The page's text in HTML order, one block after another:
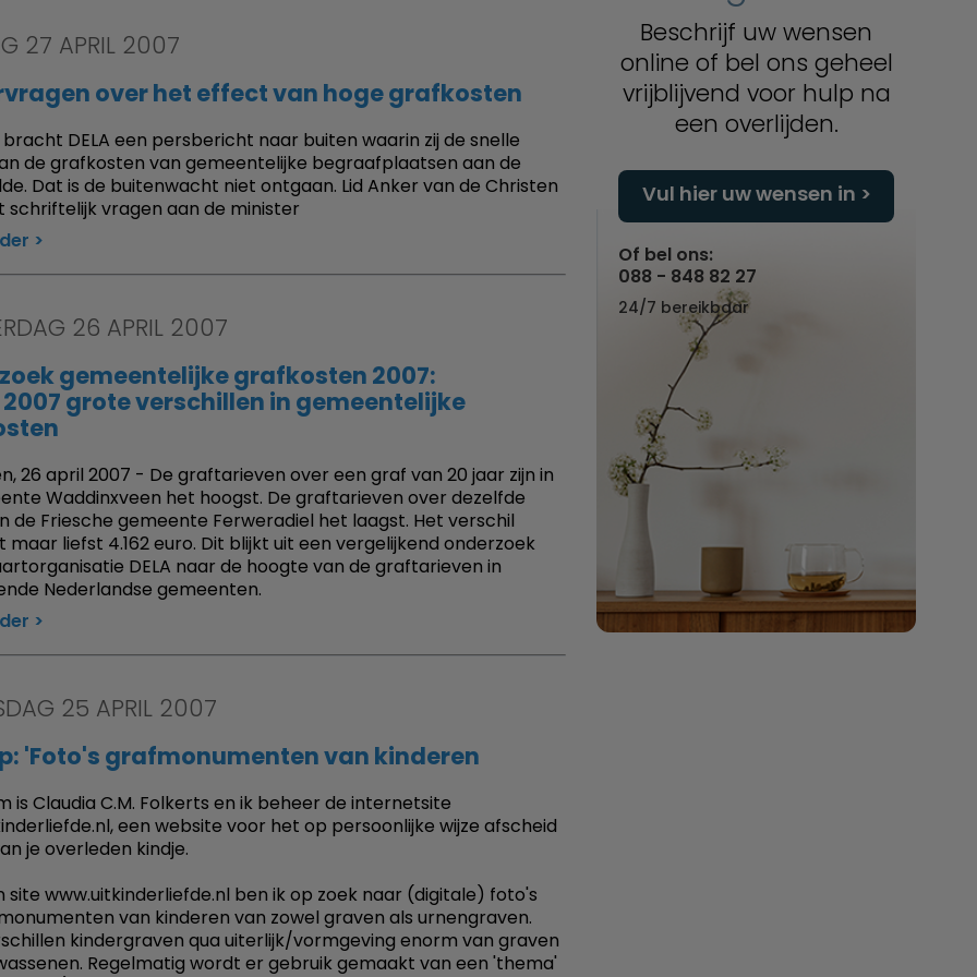
27 APRIL 2007
over het effect van hoge grafkosten
DELA een persbericht naar buiten waarin zij de snelle
de grafkosten van gemeentelijke begraafplaatsen aan de
Dat is de buitenwacht niet ontgaan. Lid Anker van de Christen
schriftelijk vragen aan de minister
26 APRIL 2007
gemeentelijke grafkosten 2007:
2007 grote verschillen in gemeentelijke
26 april 2007 - De graftarieven over een graf van 20 jaar zijn in
Waddinxveen het hoogst. De graftarieven over dezelfde
de Friesche gemeente Ferweradiel het laagst. Het verschil
maar liefst 4.162 euro. Dit blijkt uit een vergelijkend onderzoek
DELA naar de hoogte van de graftarieven in
Nederlandse gemeenten.
25 APRIL 2007
'Foto's grafmonumenten van kinderen
is Claudia C.M. Folkerts en ik beheer de internetsite
een website voor het op persoonlijke wijze afscheid
je overleden kindje.
site www.uitkinderliefde.nl ben ik op zoek naar (digitale) foto's
van kinderen van zowel graven als urnengraven.
kindergraven qua uiterlijk/vormgeving enorm van graven
Regelmatig wordt er gebruik gemaakt van een 'thema'
Beschrijf uw wensen
online of bel ons geheel
vrijblijvend voor hulp na
een overlijden.
Vul hier uw wensen in
Of bel ons:
088 - 848 82 27
24/7 bereikbaar